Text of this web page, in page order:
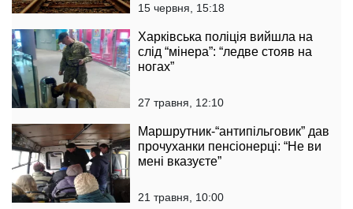
15 червня, 15:18
Харківська поліція вийшла на
слід “мінера”: “ледве стояв на
ногах”
27 травня, 12:10
Маршрутник-“антипільговик” дав
прочуханки пенсіонерці: “Не ви
мені вказуєте”
21 травня, 10:00